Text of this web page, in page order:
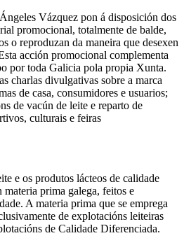
Vázquez pon á disposición dos
promocional, totalmente de balde,
o reproduzan da maneira que desexen
acción promocional complementa
por toda Galicia pola propia Xunta.
charlas divulgativas sobre a marca
de casa, consumidores e usuarios;
de vacún de leite e reparto de
culturais e feiras
e os produtos lácteos de calidade
prima galega, feitos e
A materia prima que se emprega
de explotacións leiteiras
de Calidade Diferenciada.